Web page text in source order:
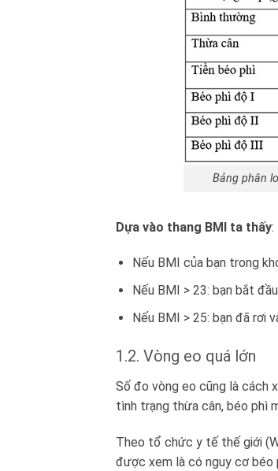
Bảng phân
Dựa vào thang BMI ta thấy:
Nếu BMI của bạn trong
Nếu BMI > 23: bạn bắt
Nếu BMI > 25: bạn đã rơi
1.2. Vòng eo quá lớn
Số đo vòng eo cũng là cách
tình trạng thừa cân, béo phì
Theo tổ chức y tế thế giới
được xem là có nguy cơ béo